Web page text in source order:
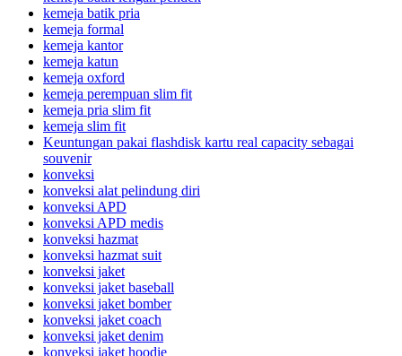
kemeja batik pria
kemeja formal
kemeja kantor
kemeja katun
kemeja oxford
kemeja perempuan slim fit
kemeja pria slim fit
kemeja slim fit
Keuntungan pakai flashdisk kartu real capacity sebagai
souvenir
konveksi
konveksi alat pelindung diri
konveksi APD
konveksi APD medis
konveksi hazmat
konveksi hazmat suit
konveksi jaket
konveksi jaket baseball
konveksi jaket bomber
konveksi jaket coach
konveksi jaket denim
konveksi jaket hoodie